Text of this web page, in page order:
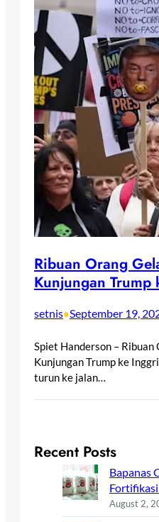
Ribuan Orang
Kunjungan Trump
setnis•September 19,
Spiet Handerson –
Kunjungan Trump ke
turun ke jalan…
Recent Posts
Bapanas
August 2,